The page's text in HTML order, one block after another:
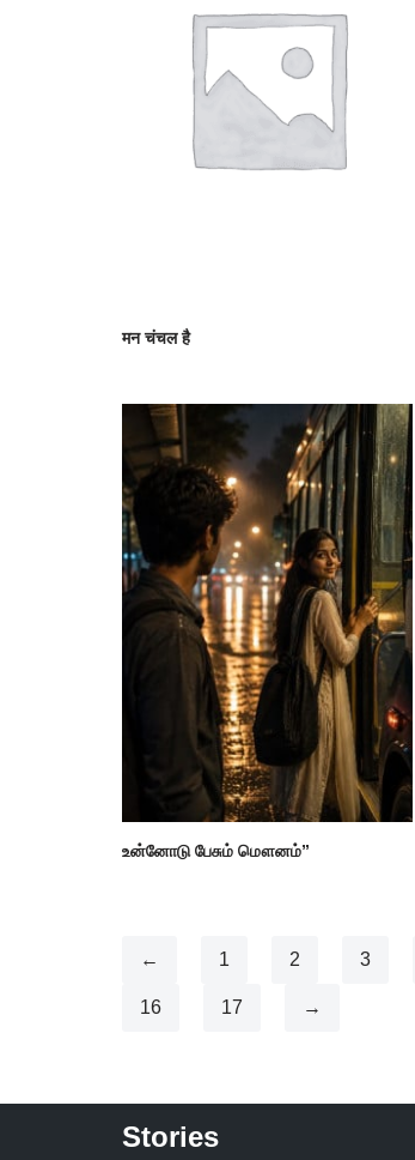
मन चंचल है
உன்னோடு பேசும் மௌனம்”
← 1 2 3
16 17 →
Stories